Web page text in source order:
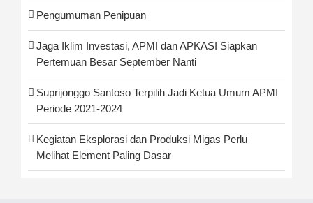
Pengumuman Penipuan
Jaga Iklim Investasi, APMI dan APKASI Siapkan
Pertemuan Besar September Nanti
Suprijonggo Santoso Terpilih Jadi Ketua Umum APMI
Periode 2021-2024
Kegiatan Eksplorasi dan Produksi Migas Perlu
Melihat Element Paling Dasar